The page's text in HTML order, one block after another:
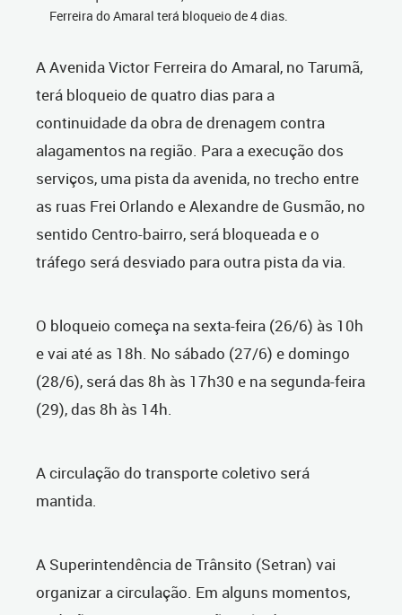
Ferreira do Amaral terá bloqueio de 4 dias.
A Avenida Victor Ferreira do Amaral, no Tarumã,
terá bloqueio de quatro dias para a
continuidade da obra de drenagem contra
alagamentos na região. Para a execução dos
serviços, uma pista da avenida, no trecho entre
as ruas Frei Orlando e Alexandre de Gusmão, no
sentido Centro-bairro, será bloqueada e o
tráfego será desviado para outra pista da via.
O bloqueio começa na sexta-feira (26/6) às 10h
e vai até as 18h. No sábado (27/6) e domingo
(28/6), será das 8h às 17h30 e na segunda-feira
(29), das 8h às 14h.
A circulação do transporte coletivo será
mantida.
A Superintendência de Trânsito (Setran) vai
organizar a circulação. Em alguns momentos,